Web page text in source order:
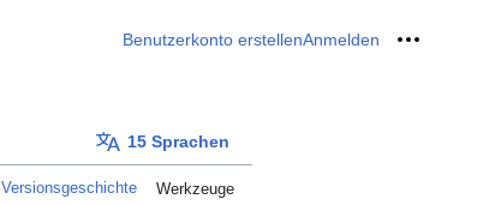
Benutzerkonto erstellenAnmelden Meine
15 Sprachen
Versionsgeschichte Werkzeuge